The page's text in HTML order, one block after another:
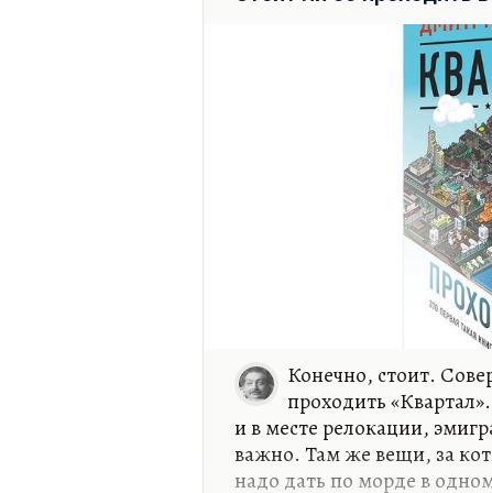
час ехать, а иногда и два,
Конечно, стоит.
проходить
и в месте релокации,
важно. Там же вещи, за
надо дать по морде в